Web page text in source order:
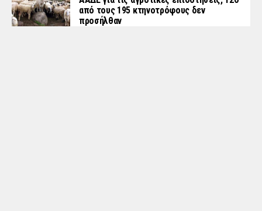
από τους 195 κτηνοτρόφους δεν
προσήλθαν